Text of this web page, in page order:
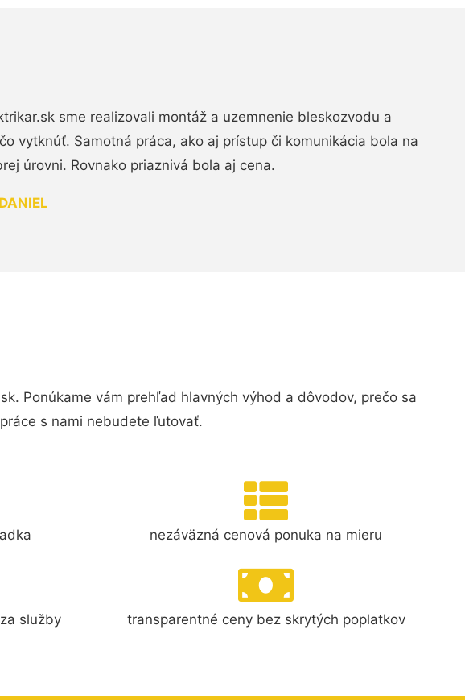
sme realizovali montáž a uzemnenie bleskozvodu a
vytknúť. Samotná práca, ako aj prístup či komunikácia bola na
úrovni. Rovnako priaznivá bola aj cena.
Ponúkame vám prehľad hlavných výhod a dôvodov, prečo sa
s nami nebudete ľutovať.
nezáväzná cenová ponuka na mieru
služby transparentné ceny bez skrytých poplatkov